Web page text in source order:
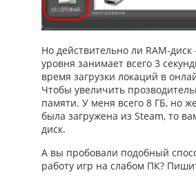
Но действительно ли RAM-
уровня занимает всего 3
время загрузки локаций в
Чтобы увеличить
памяти. У меня всего 8 ГБ, но
была загружена из Steam, то
диск.
А вы пробовали подобный
работу игр на слабом ПК?